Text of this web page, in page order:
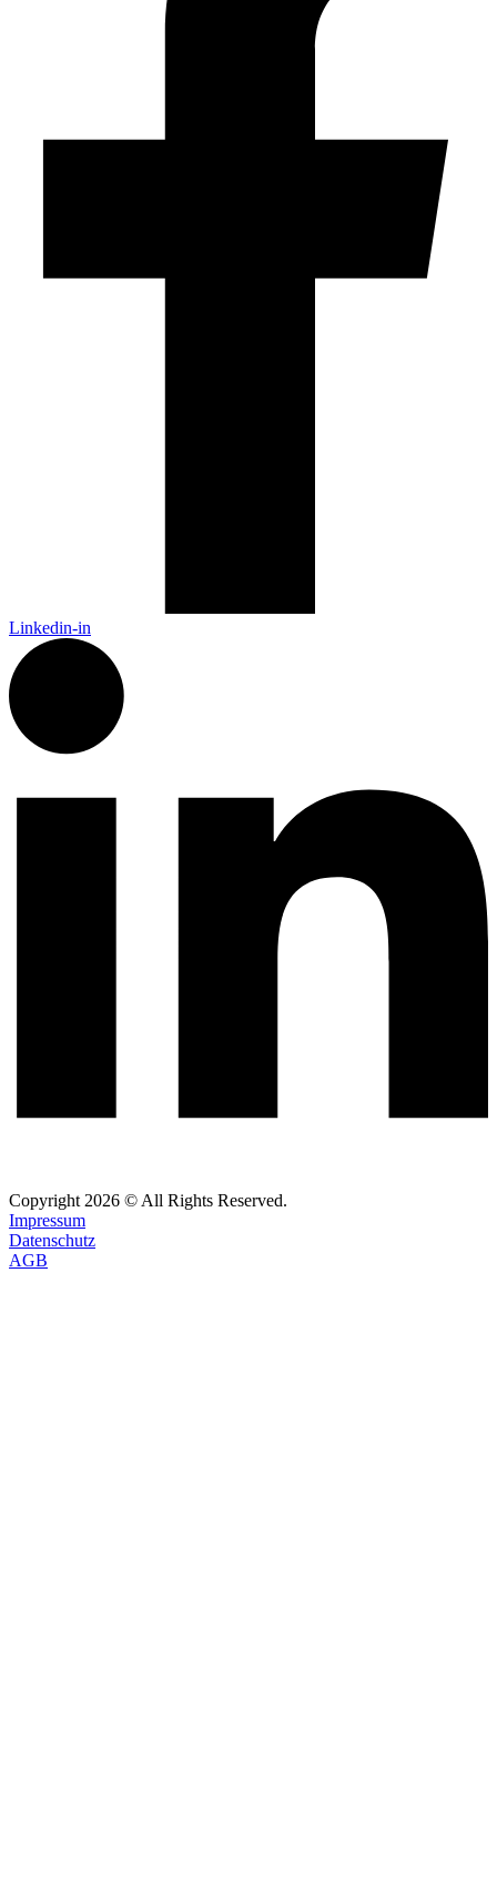
Linkedin-in
Copyright 2026 © All Rights Reserved.
Impressum
Datenschutz
AGB